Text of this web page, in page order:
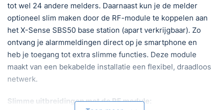
tot wel 24 andere melders. Daarnaast kun je de melder
optioneel slim maken door de RF-module te koppelen aan
het X-Sense SBS50 base station (apart verkrijgbaar). Zo
ontvang je alarmmeldingen direct op je smartphone en
heb je toegang tot extra slimme functies. Deze module
maakt van een bekabelde installatie een flexibel, draadloos
netwerk.
Slimme uitbreidingen met de RF module: